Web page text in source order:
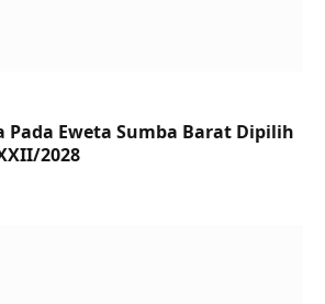
Pada Eweta Sumba Barat Dipilih
2028